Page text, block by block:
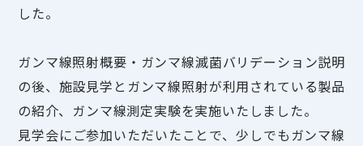
した。
ガンマ線照射概要・ガンマ線滅菌バリデーション説明
の後、施設見学とガンマ線照射が利用されている製品
の紹介、ガンマ線測定実験を実施いたしました。
見学会にご参加いただいたことで、少しでもガンマ線